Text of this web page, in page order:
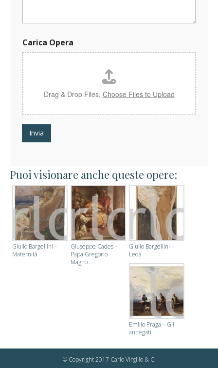
i
c
a
Carica Opera
Drag & Drop Files, Choose Files to Upload
Invia
Puoi visionare anche queste opere:
Giulio Bargellini –
Maternità
Giuseppe Cades –
Papa Gregorio
Magno...
Giulio Bargellini –
Leda
Emilio Praga – Gli
annegati
© Copyright 2017 Carlo Virgilio & C.